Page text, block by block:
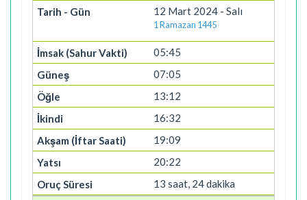
12 Mart 2024 - Salı
1 Ramazan 1445
05:45
07:05
13:12
16:32
19:09
20:22
13 saat, 24 dakika